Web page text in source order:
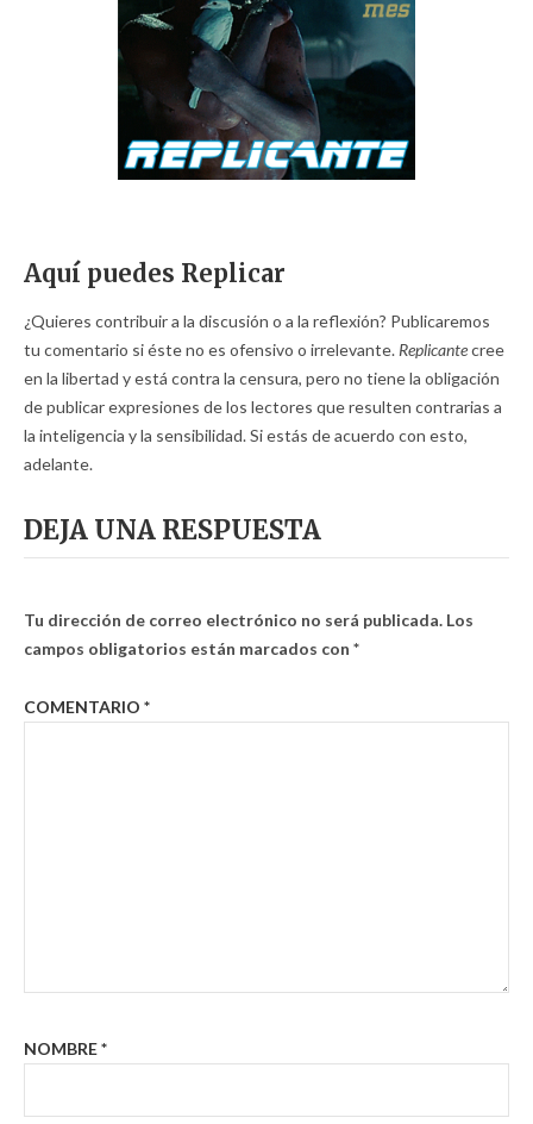
Aquí puedes Replicar
¿Quieres contribuir a la discusión o a la reflexión? Publicaremos
tu comentario si éste no es ofensivo o irrelevante. Replicantecree
en la libertad y está contra la censura, pero no tiene la obligación
de publicar expresiones de los lectores que resulten contrarias a
la inteligencia y la sensibilidad. Si estás de acuerdo con esto,
adelante.
DEJA UNA RESPUESTA
Tu dirección de correo electrónico no será publicada. Los
campos obligatorios están marcados con *
COMENTARIO *
NOMBRE*